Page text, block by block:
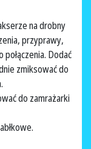
na drobny
przyprawy,
Dodać
zmiksować do
do zamrażarki